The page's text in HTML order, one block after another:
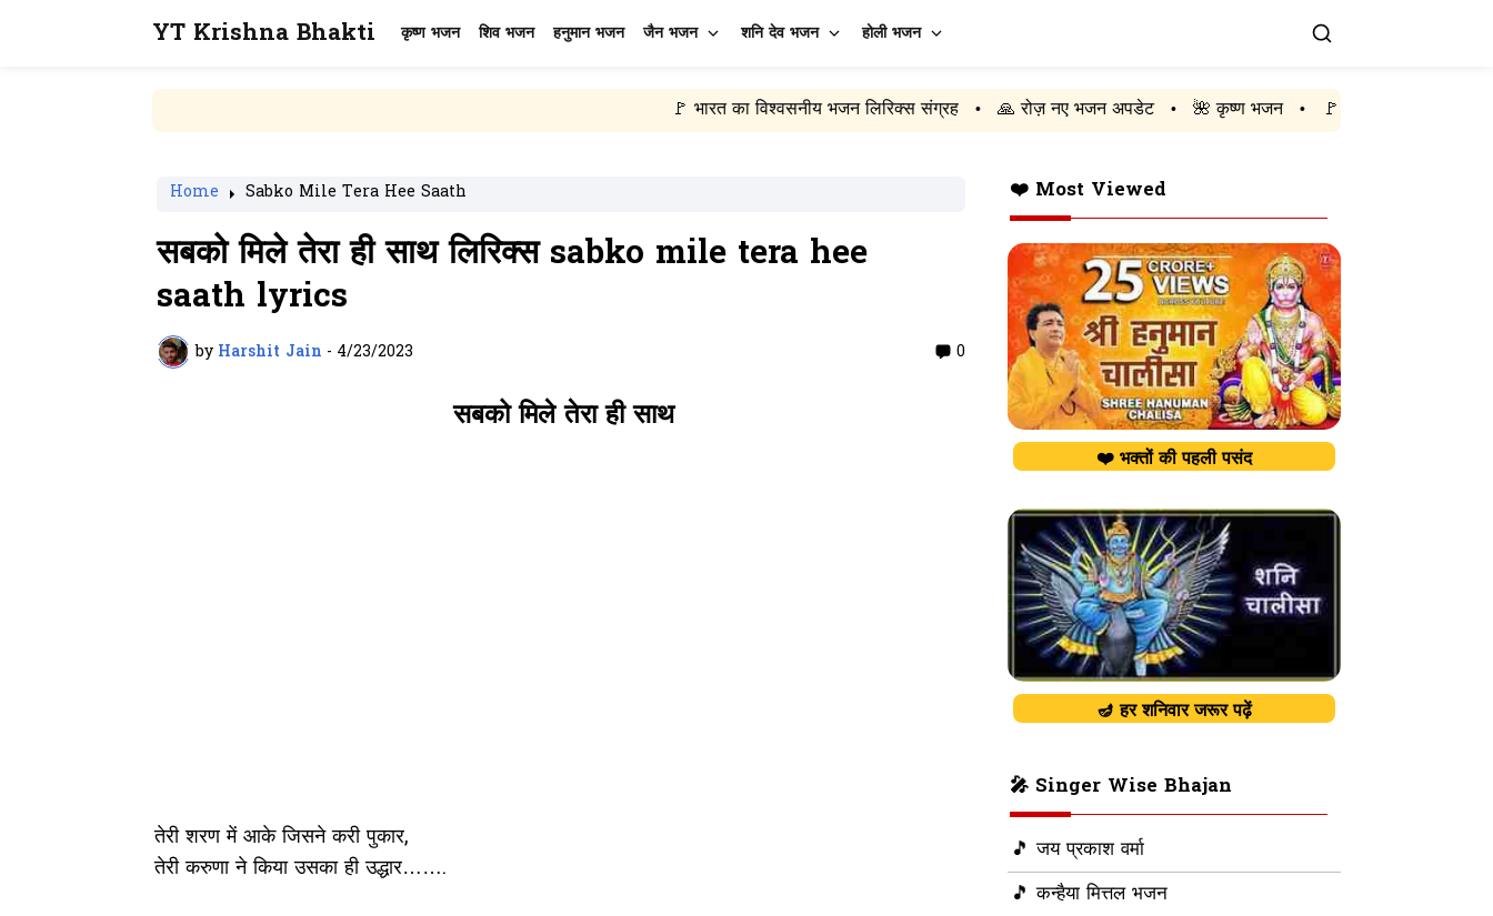
YT Krishna Bhakti कृष्ण भजन शिव भजन हनुमान भजन जैन भजन शनि देव भजन होली भजन
🚩 भारत का विश्वसनीय भजन लिरिक्स संग्रह • 🙏 रोज़ नए भजन अपडेट • 🌺 कृष्ण भजन • 🚩 राम भजन 🔱 शिव भजन
Home Sabko Mile Tera Hee Saath
सबको मिले तेरा ही साथ लिरिक्स sabko mile tera hee
saath lyrics
by Harshit Jain - 4/23/2023 0
सबको मिले तेरा ही साथ
तेरी शरण में आके जिसने करी पुकार,
तेरी करुणा ने किया उसका ही उद्धार…….
❤️ Most Viewed
❤️ भक्तों की पहली पसंद
🪔 हर शनिवार जरूर पढ़ें
🎤 Singer Wise Bhajan
🎵 जय प्रकाश वर्मा
🎵 कन्हैया मित्तल भजन